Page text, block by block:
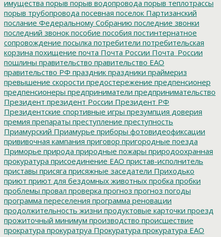
имущества порыв порыв водопровода порыв теплотрассы
порыв трубопровода посевная поселок Партизанский
послание Федеральному Собранию последние звонки
последний звонок пособие пособия постинтернатное
сопровождение посылка потребители потребительская
корзина похищение почта Почта России Почта_России
пошлины правительство правительство ЕАО
правительство РФ праздник праздники праймериз
превышение скорости предостережение предпенсионер
предпенсионеры предприниматели предпринимательство
Президент президент России Президент РФ
Президентские спортивные игры презумпция доверия
премия препараты преступление преступность
Приамурский Приамурье приборы фотовидеофиксации
прививочная кампания приговор пригородные поезда
Приморье природа природные пожары природоохранная
прокуратура присоединение ЕАО пристав-исполнитель
приставы присяга присяжные заседатели Приходько
приют приют для бездомных животных пробка пробки
проблемы провал проверка прогноз прогноз погоды
программа переселения программа реновации
продолжительность жизни продуктовые карточки проезд
прожиточный минимум производство происшествие
прократура прокуратруа Прокуратура прокуратура ЕАО